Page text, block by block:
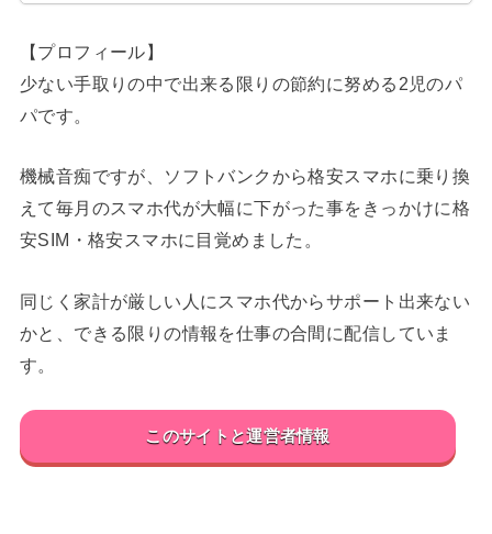
【プロフィール】
少ない手取りの中で出来る限りの節約に努める2児のパ
パです。
機械音痴ですが、ソフトバンクから格安スマホに乗り換
えて毎月のスマホ代が大幅に下がった事をきっかけに格
安SIM・格安スマホに目覚めました。
同じく家計が厳しい人にスマホ代からサポート出来ない
かと、できる限りの情報を仕事の合間に配信していま
す。
このサイトと運営者情報